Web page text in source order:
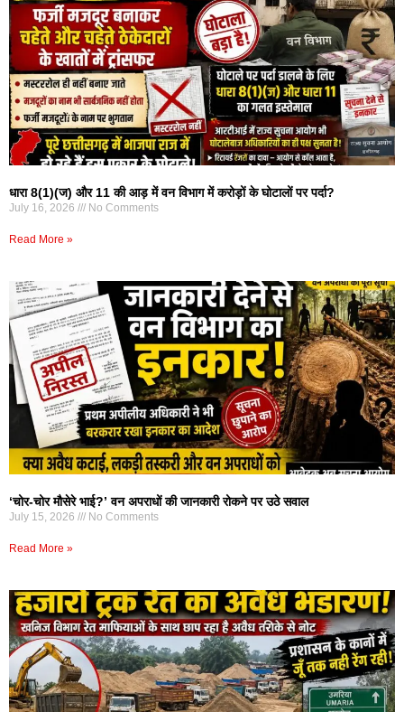
धारा 8(1)(ज) और 11 की आड़ में वन विभाग में करोड़ों के घोटालों पर पर्दा?
July 16, 2026 No Comments
Read More »
‘चोर-चोर मौसेरे भाई?’ वन अपराधों की जानकारी रोकने पर उठे सवाल
July 15, 2026 No Comments
Read More »